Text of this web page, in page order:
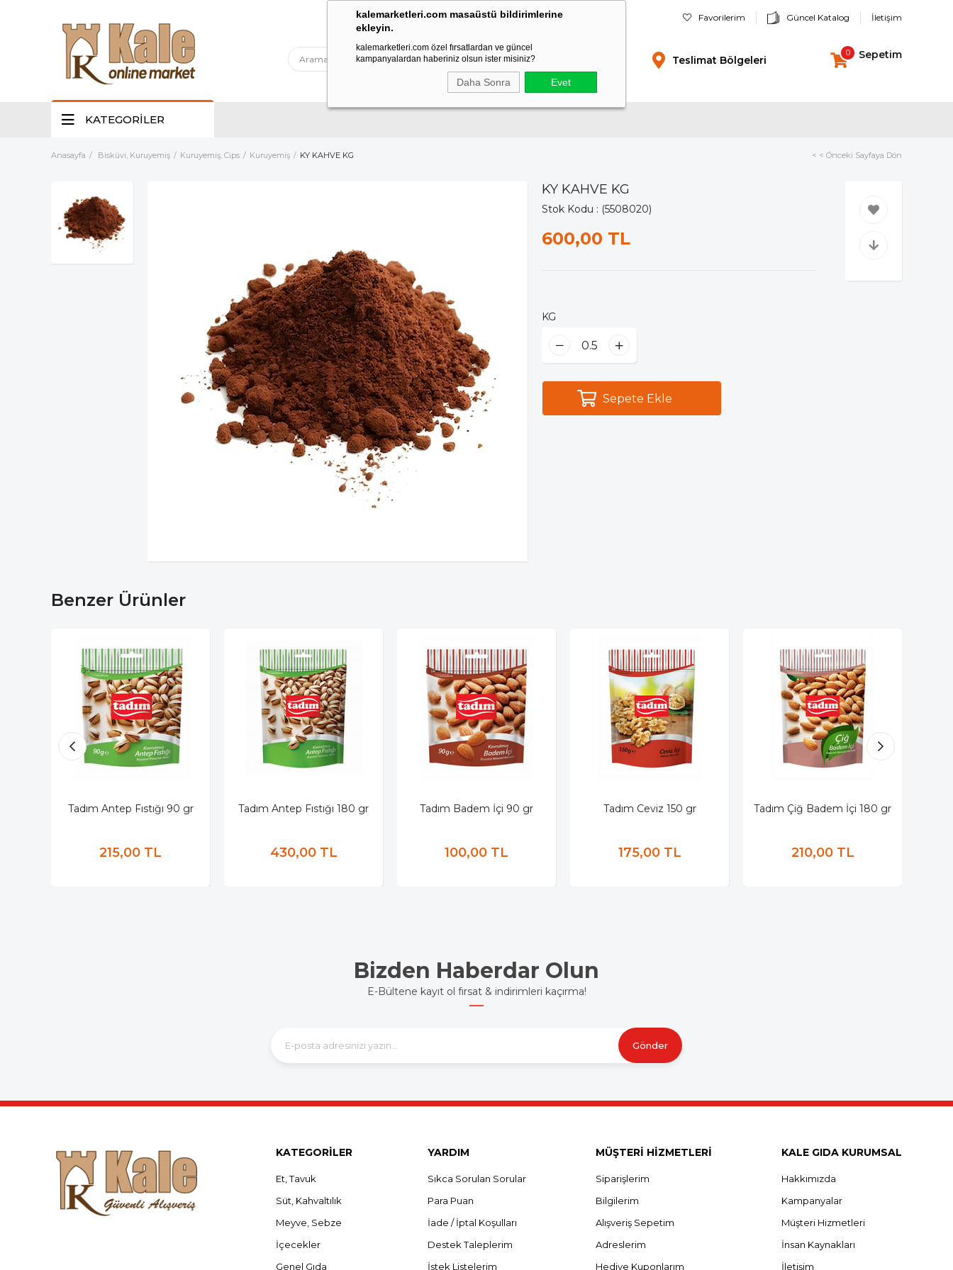
kalemarketleri.com masaüstü bildirimlerine
ekleyin.
kalemarketleri.com özel fırsatlardan ve güncel
kampanyalardan haberiniz olsun ister misiniz?
Daha Sonra Evet
Favorilerim Güncel Katalog İletişim
Sepetim
0
Teslimat Bölgeleri
KATEGORİLER
Anasayfa Bisküvi, Kuruyemiş Kuruyemiş, Cips Kuruyemiş KY KAHVE KG < < Önceki Sayfaya Dön
KY KAHVE KG
Stok Kodu (5508020)
600,00 TL
KG
Benzer Ürünler
Tadım Antep Fıstığı 90 gr
215,00 TL
Tadım Antep Fıstığı 180 gr
430,00 TL
Tadım Badem İçi 90 gr
100,00 TL
Tadım Ceviz 150 gr
175,00 TL
Tadım Çiğ Badem İçi 180 gr
210,00 TL
Bizden Haberdar Olun
E-Bültene kayıt ol fırsat & indirimleri kaçırma!
Gönder
KATEGORİLER
Et, Tavuk
Süt, Kahvaltılık
Meyve, Sebze
İçecekler
Genel Gıda
YARDIM
Sıkca Sorulan Sorular
Para Puan
İade / İptal Koşulları
Destek Taleplerim
İstek Listelerim
MÜŞTERİ HİZMETLERİ
Siparişlerim
Bilgilerim
Alışveriş Sepetim
Adreslerim
Hediye Kuponlarım
KALE GIDA KURUMSAL
Hakkımızda
Kampanyalar
Müşteri Hizmetleri
İnsan Kaynakları
İletişim